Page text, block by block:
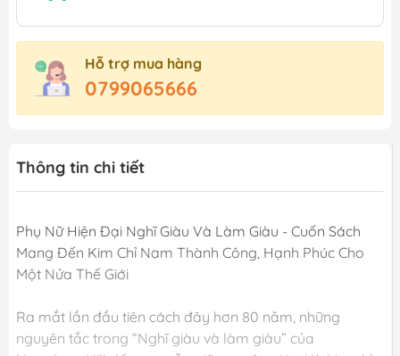
Hỗ trợ mua hàng
0799065666
Thông tin chi tiết
Phụ Nữ Hiện Đại Nghĩ Giàu Và Làm Giàu - Cuốn Sách
Mang Đến Kim Chỉ Nam Thành Công, Hạnh Phúc Cho
Một Nửa Thế Giới
Ra mắt lần đầu tiên cách đây hơn 80 năm, những
nguyên tắc trong “Nghĩ giàu và làm giàu” của